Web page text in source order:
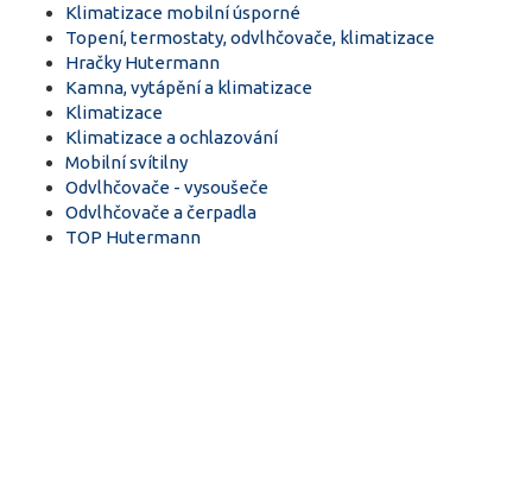
Klimatizace mobilní úsporné
Topení, termostaty, odvlhčovače, klimatizace
Hračky Hutermann
Kamna, vytápění a klimatizace
Klimatizace
Klimatizace a ochlazování
Mobilní svítilny
Odvlhčovače - vysoušeče
Odvlhčovače a čerpadla
TOP Hutermann